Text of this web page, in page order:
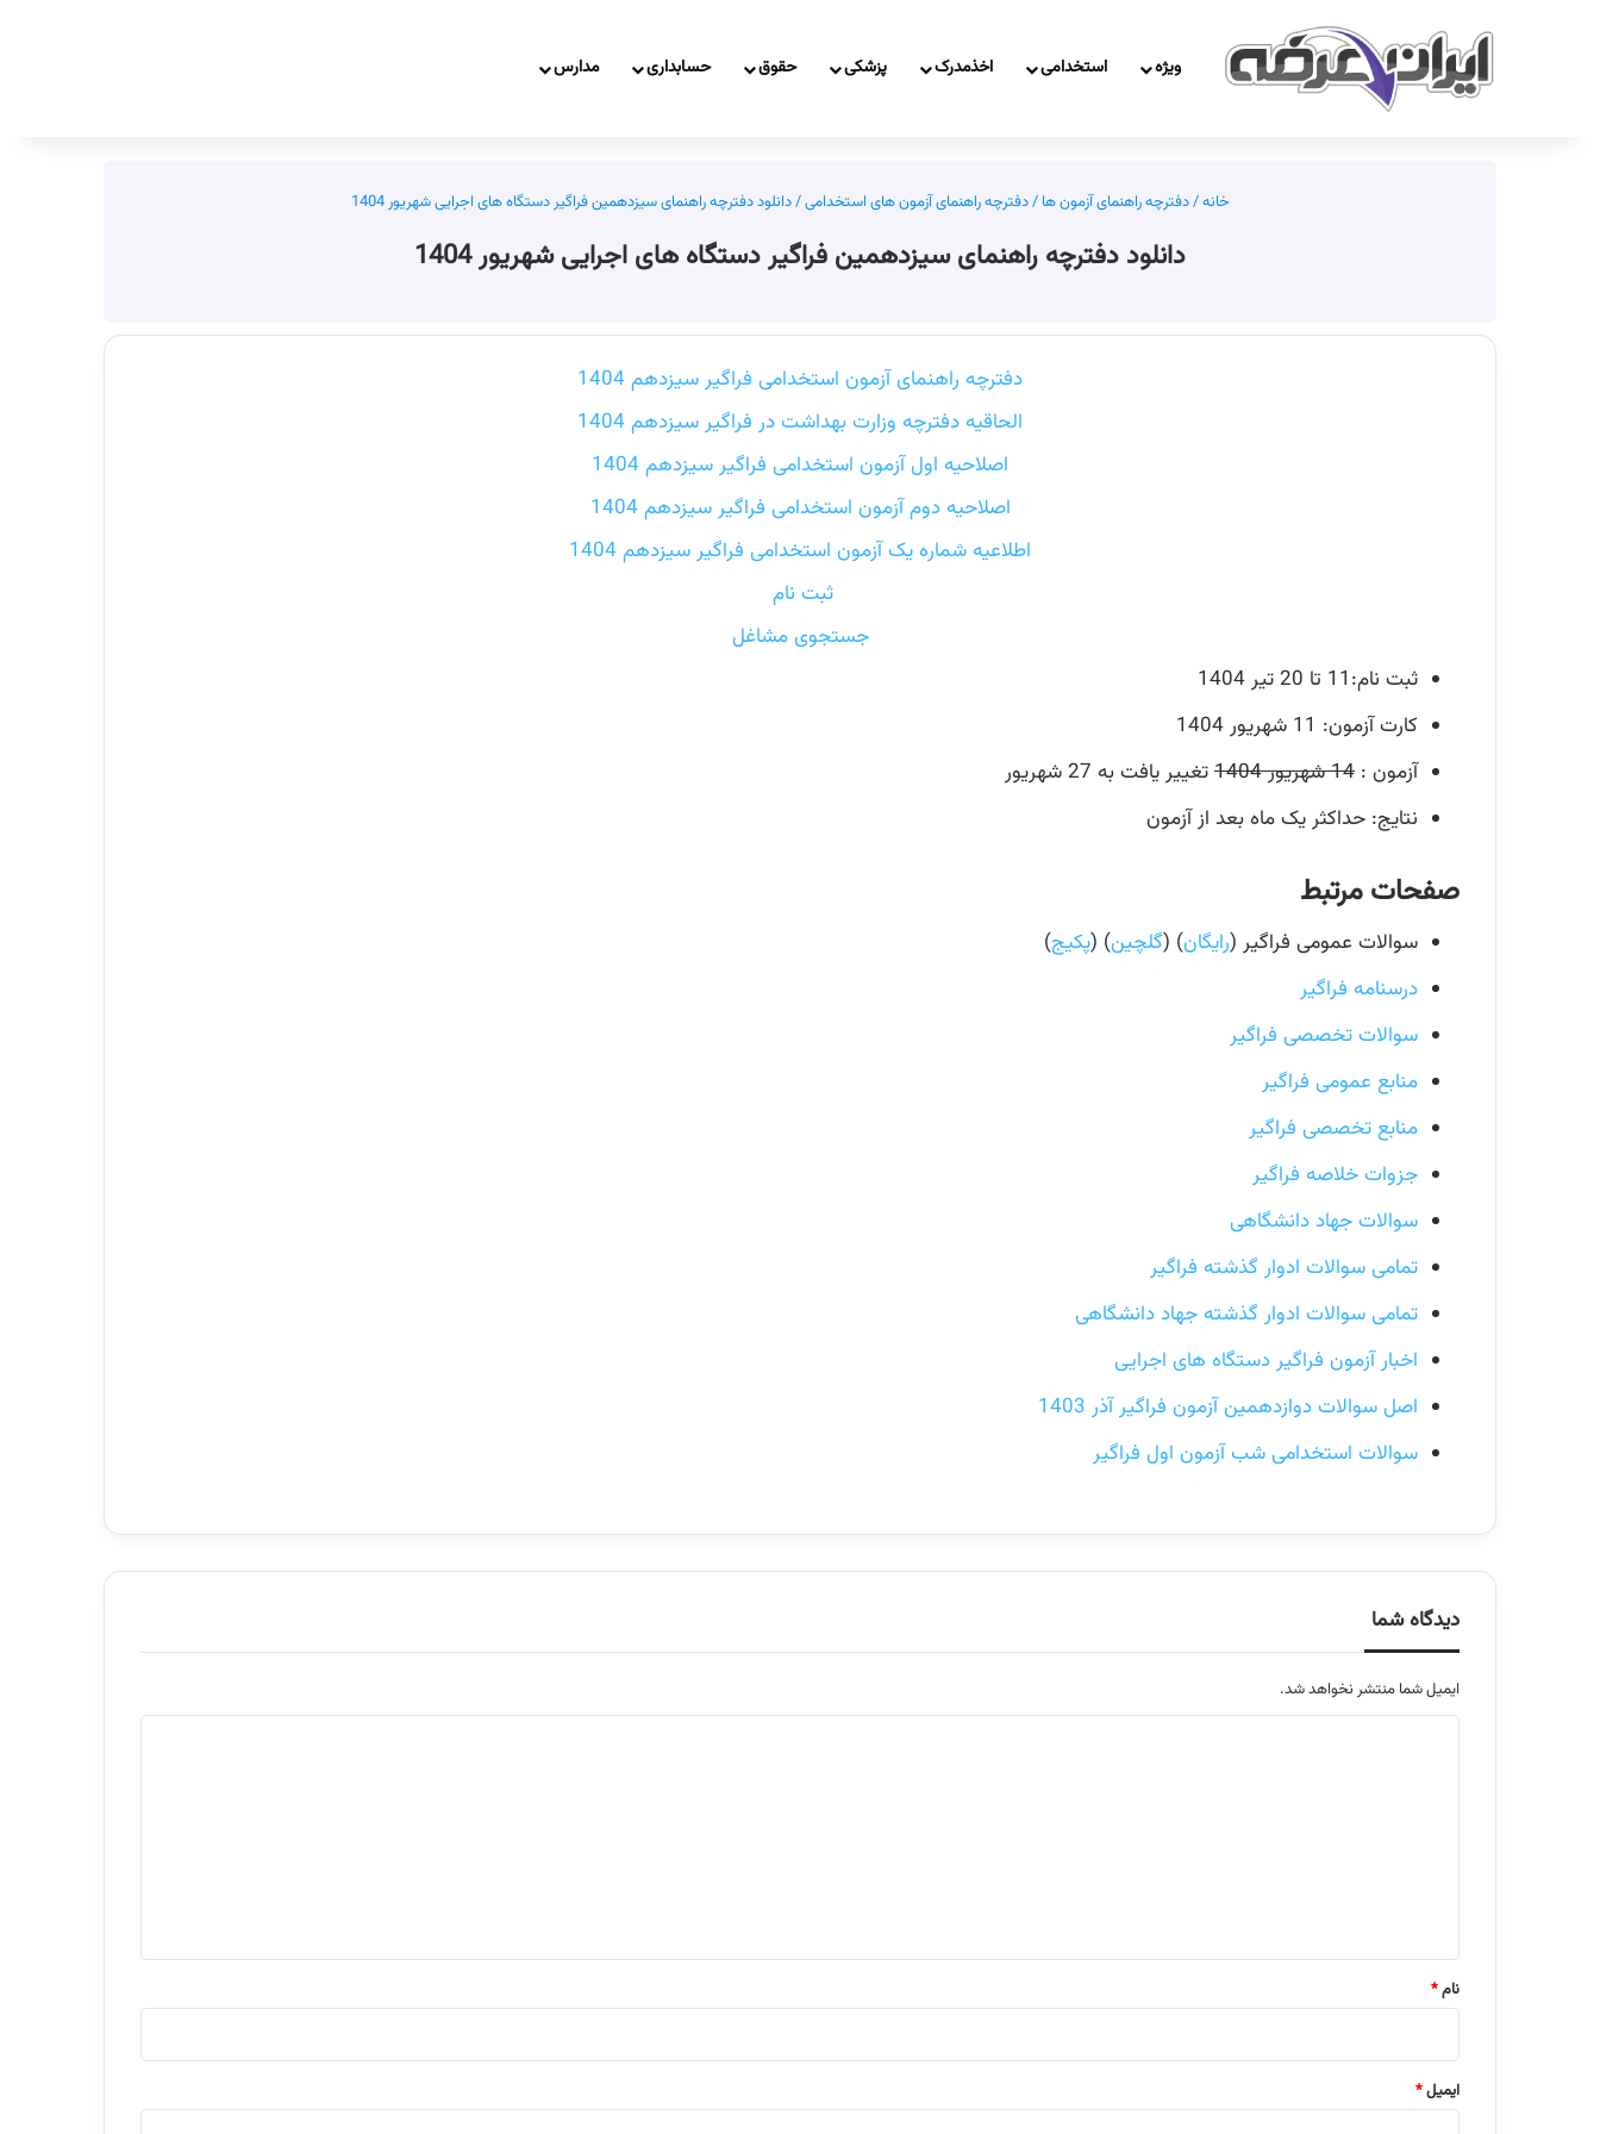
ویژه استخدامی اخذمدرک پزشکی حقوق حسابداری مدارس
خانه/دفترچه راهنمای آزمون ها /دفترچه راهنمای آزمون های استخدامی/دانلود دفترچه راهنمای سیزدهمین فراگیر دستگاه های اجرایی شهریور 1404
دانلود دفترچه راهنمای سیزدهمین فراگیر دستگاه های اجرایی شهریور 1404
دفترچه راهنمای آزمون استخدامی فراگیر سیزدهم 1404
الحاقیه دفترچه وزارت بهداشت در فراگیر سیزدهم 1404
اصلاحیه اول آزمون استخدامی فراگیر سیزدهم 1404
اصلاحیه دوم آزمون استخدامی فراگیر سیزدهم 1404
اطلاعیه شماره یک آزمون استخدامی فراگیر سیزدهم 1404
ثبت نام
جستجوی مشاغل
ثبت نام:11 تا 20 تیر 1404
کارت آزمون: 11 شهریور 1404
آزمون : 14 شهریور 1404
تغییر یافت به 27 شهریور
نتایج: حداکثر یک ماه بعد از آزمون
صفحات مرتبط
سوالات عمومی فراگیر (رایگان) (گلچین) (پکیج)
درسنامه فراگیر
سوالات تخصصی فراگیر
منابع عمومی فراگیر
منابع تخصصی فراگیر
جزوات خلاصه فراگیر
سوالات جهاد دانشگاهی
تمامی سوالات ادوار گذشته فراگیر
تمامی سوالات ادوار گذشته جهاد دانشگاهی
اخبار آزمون فراگیر دستگاه های اجرایی
اصل سوالات دوازدهمین آزمون فراگیر آذر 1403
سوالات استخدامی شب آزمون اول فراگیر
دیدگاه شما
ایمیل شما منتشر نخواهد شد.
ا
ه
نام*
ایمیل*